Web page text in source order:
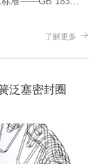
了解更多
泛塞密封圈